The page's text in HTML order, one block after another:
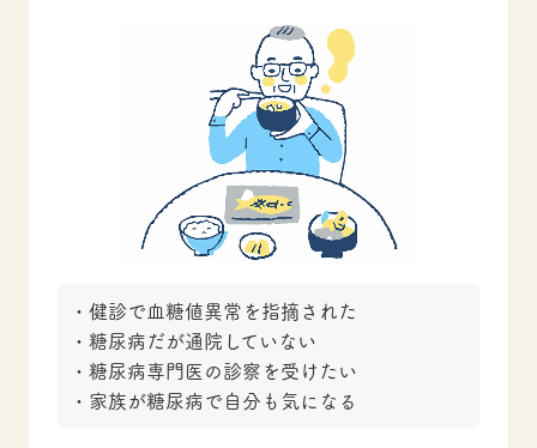
健診で血糖値異常を指摘された
糖尿病だが通院していない
糖尿病専門医の診察を受けたい
家族が糖尿病で自分も気になる